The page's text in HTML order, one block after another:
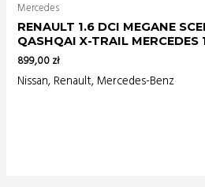
Mercedes
RENAULT 1.6 DCI MEGANE
QASHQAI X-TRAIL MERCEDES
899,00zł
Nissan, Renault, Mercedes-Benz